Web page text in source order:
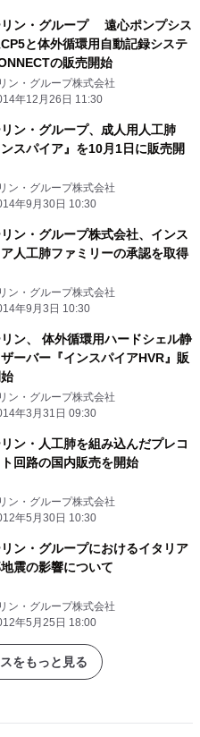
リン・グループ 遠心ポンプシス
と体外循環用自動記録システ
の販売開始
ン・グループ株式会社
年12月26日 11:30
ン・グループ、成人用人工肺
ンスパイア』を10月1日に販売開
ン・グループ株式会社
年9月30日 10:30
ン・グループ株式会社、インス
人工肺ファミリーの承認を取得
ン・グループ株式会社
年9月3日 10:30
ン、 体外循環用ハードシェル静
ーバー『インスパイアHVR』販
ン・グループ株式会社
年3月31日 09:30
ン・人工肺を組み込んだプレコ
回路の国内販売を開始
ン・グループ株式会社
年5月30日 10:30
ン・グループにおけるイタリア
震の影響について
ン・グループ株式会社
年5月25日 18:00
をもっと見る